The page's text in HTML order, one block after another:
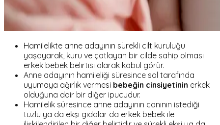
Hamilelikte anne adayının sürekli cilt kuruluğu
yaşayarak, kuru ve çatlayan bir cilde sahip olması
erkek bebek belirtisi olarak kabul görür.
Anne adayının hamileliği süresince sol tarafında
uyumaya ağırlık vermesi bebeğin cinsiyetinin erkek
olduğuna dair bir diğer ipucudur.
Hamilelik süresince anne adayının canının istediği
tuzlu ya da ekşi gıdalar da erkek bebek ile